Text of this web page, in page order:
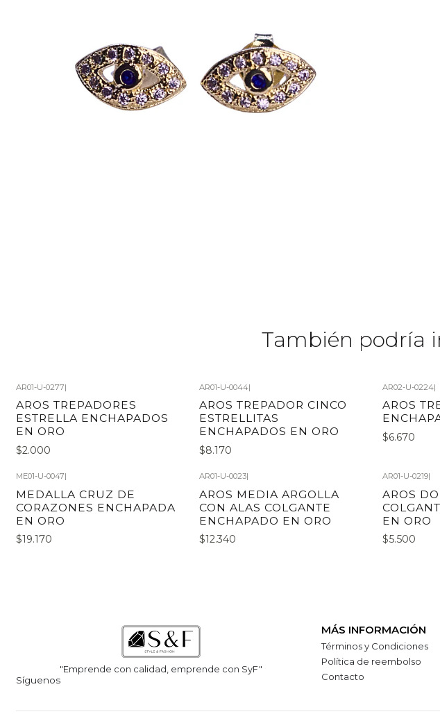
También podría
AR01-U-0277|
AROS TREPADORES
ESTRELLA ENCHAPADOS
EN ORO
$2.000
AR01-U-0044|
AROS TREPADOR CINCO
ESTRELLITAS
ENCHAPADOS EN ORO
$8.170
AR02-U-0224|
AROS
$6.670
ME01-U-0047|
MEDALLA CRUZ DE
CORAZONES ENCHAPADA
EN ORO
$19.170
AR01-U-0023|
AROS MEDIA ARGOLLA
CON ALAS COLGANTE
ENCHAPADO EN ORO
$12.340
AR01-U-0219|
AROS
EN ORO
$5.500
"Emprende con calidad, emprende con SyF"
Síguenos
MÁS INFORMACIÓN
Términos y Condiciones
Política de reembolso
Contacto